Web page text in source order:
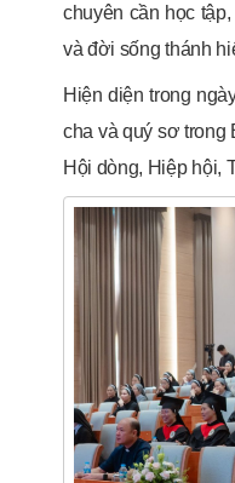
chuyên cần học
và đời sống thánh
Hiện diện trong
cha và quý sơ trong
Hội dòng, Hiệp hội,